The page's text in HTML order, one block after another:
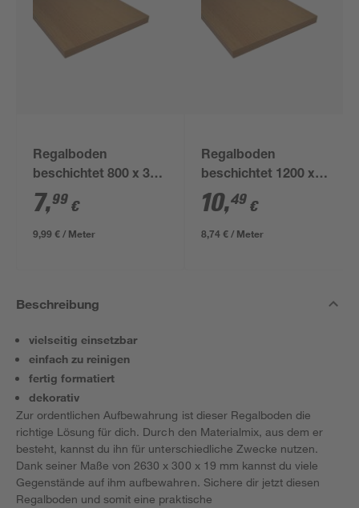
Regalboden
beschichtet 800 x 300
x 16 mm
7,99 €
9,99 € / Meter
Regalboden
beschichtet 1200 x
300 x 16 mm
10,49 €
8,74 € / Meter
Beschreibung
vielseitig einsetzbar
einfach zu reinigen
fertig formatiert
dekorativ
Zur ordentlichen Aufbewahrung ist dieser Regalboden die
richtige Lösung für dich. Durch den Materialmix, aus dem er
besteht, kannst du ihn für unterschiedliche Zwecke nutzen.
Dank seiner Maße von 2630 x 300 x 19 mm kannst du viele
Gegenstände auf ihm aufbewahren. Sichere dir jetzt diesen
Regalboden und somit eine praktische